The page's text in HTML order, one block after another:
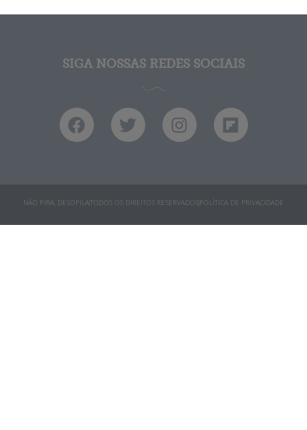
SIGA NOSSAS REDES SOCIAIS
NÃO PIRA, DESOPILATODOS OS DIREITOS RESERVADOSPOLÍTICA DE PRIVACIDADE